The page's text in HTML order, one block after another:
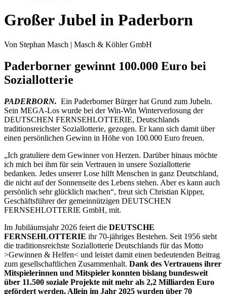
Großer Jubel in Paderborn
Von Stephan Masch | Masch & Köhler GmbH
Paderborner gewinnt 100.000 Euro bei
Soziallotterie
PADERBORN. Ein Paderborner Bürger hat Grund zum Jubeln.
Sein MEGA-Los wurde bei der Win-Win Winterverlosung der
DEUTSCHEN FERNSEHLOTTERIE, Deutschlands
traditionsreichster Soziallotterie, gezogen. Er kann sich damit über
einen persönlichen Gewinn in Höhe von 100.000 Euro freuen.
„Ich gratuliere dem Gewinner von Herzen. Darüber hinaus möchte
ich mich bei ihm für sein Vertrauen in unsere Soziallotterie
bedanken. Jedes unserer Lose hilft Menschen in ganz Deutschland,
die nicht auf der Sonnenseite des Lebens stehen. Aber es kann auch
persönlich sehr glücklich machen“, freut sich Christian Kipper,
Geschäftsführer der gemeinnützigen DEUTSCHEN
FERNSEHLOTTERIE GmbH, mit.
Im Jubiläumsjahr 2026 feiert die DEUTSCHE
FERNSEHLOTTERIE ihr 70-jähriges Bestehen. Seit 1956 steht
die traditionsreichste Soziallotterie Deutschlands für das Motto
>Gewinnen & Helfen< und leistet damit einen bedeutenden Beitrag
zum gesellschaftlichen Zusammenhalt. Dank des Vertrauens ihrer
Mitspielerinnen und Mitspieler konnten bislang bundesweit
über 11.500 soziale Projekte mit mehr als 2,2 Milliarden Euro
gefördert werden. Allein im Jahr 2025 wurden über 70